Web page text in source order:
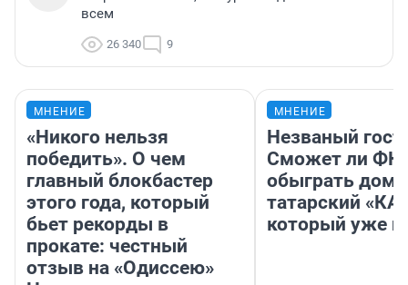
всем
26 340 9
МНЕНИЕ
«Никого нельзя
победить». О чем
главный блокбастер
этого года, который
бьет рекорды в
прокате: честный
отзыв на «Одиссею»
МНЕНИЕ
Незваный
Сможет ли ФК
обыграть дома
татарский
который уже